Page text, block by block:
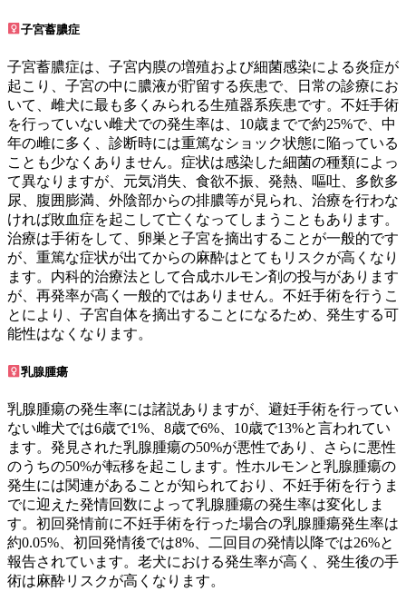
子宮蓄膿症
子宮蓄膿症は、子宮内膜の増殖および細菌感染による炎症が
起こり、子宮の中に膿液が貯留する疾患で、日常の診療にお
いて、雌犬に最も多くみられる生殖器系疾患です。不妊手術
を行っていない雌犬での発生率は、10歳までで約25%で、中
年の雌に多く、診断時には重篤なショック状態に陥っている
ことも少なくありません。症状は感染した細菌の種類によっ
て異なりますが、元気消失、食欲不振、発熱、嘔吐、多飲多
尿、腹囲膨満、外陰部からの排膿等が見られ、治療を行わな
ければ敗血症を起こして亡くなってしまうこともあります。
治療は手術をして、卵巣と子宮を摘出することが一般的です
が、重篤な症状が出てからの麻酔はとてもリスクが高くなり
ます。内科的治療法として合成ホルモン剤の投与があります
が、再発率が高く一般的ではありません。不妊手術を行うこ
とにより、子宮自体を摘出することになるため、発生する可
能性はなくなります。
乳腺腫瘍
乳腺腫瘍の発生率には諸説ありますが、避妊手術を行ってい
ない雌犬では6歳で1%、8歳で6%、10歳で13%と言われてい
ます。発見された乳腺腫瘍の50%が悪性であり、さらに悪性
のうちの50%が転移を起こします。性ホルモンと乳腺腫瘍の
発生には関連があることが知られており、不妊手術を行うま
でに迎えた発情回数によって乳腺腫瘍の発生率は変化しま
す。初回発情前に不妊手術を行った場合の乳腺腫瘍発生率は
約0.05%、初回発情後では8%、二回目の発情以降では26%と
報告されています。老犬における発生率が高く、発生後の手
術は麻酔リスクが高くなります。